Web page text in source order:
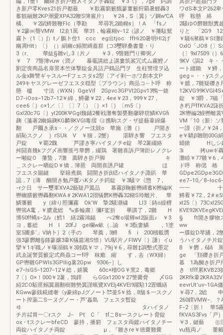
き新戸零Kves21折戸都最 ￥歎霧窮籔餓蓼董籔狩覇暑鯉轟3
蓄観融難2KP潮愛XPA32鞭S簿雇片） ￥24，S〔翼｝ゾ鋼w℃A
橘、 ￥2賦鱒難鞭Flc（季勘 琴尋乳2鋤糊s］！A 「fsノ
￥2蓼㈱聾VMW I2ゑ1罵 華31，輪霧糊v−12（諺ノ ￥藩駄鴛
霧卜｛1〔）∫）tノ鵬卜倥1 ccc eg出tjoc ffHi20暑明Hl2げ
幽凋Hlt）〔｝（）絹幽c鰯禦縛蓋群｛⊃3璽騨桑書量・り
3（r、 華紘§雛vし3（片ノ ￥3，9聾難門り卿弼ノ
￥ 7 7聾簿vuw（潤ノ 暴竈講総よ講婁筑裟冗式ム霧鰹ノ
劉定喪商晶名扉景本竺体撃錠金具話戸鶴品門ヲ 生柱讐埋ヲ込
ル金x舞讐ギャスルーFフェスタs2型〔アイ剥一ホワ創本文P
249キヤスグレーゼフエスタ穏型〔ブラウン｝商品コ∼卜呼 称
懸 櫨 寸法（WXN）GgeVif 2Gpvc3GPVI2Gpv13鴨一鎗
D7−iOos−12b7−12￥綿，鱒馨￥22，4ee￥23，999￥27，
cee6〔｝c×1／〔〕〔〕7〔）〔｝×1〔｝〔m5〔｝
Gxl20c7G〔｝yl200KΨGgl魏鋪2餐戦灘奪製甕翻馨騨窃鱗KVGfi
麹《箋著2幽煽麹KG麟8KVGI毒摺《≧携駒スグ・ザ提藝葦綿爆
翻 戸爾き承s・・／クノー沈競o 華施｛灘｛｝ 戸開き
絹恥スクノ ｝rSUk V ￥猫．2蟹｝ 湛騨き響 フエスタ
戸錠 ￥覇2魏 芦謬き寧ハイタノチe錠 琴2薯綴絡
舛闘喜幾kフグ〆画響羨弓華欝，綴鶏 署雛喜訴戸簿距レノクレ
ー噸錠O 藩蟄，7灘 薦騨き折戸脚 キ
＿スクレー晒錠D￥矯，簿琶 両開喜誘戸罐 ほ
フエスタ賜鍵 挙籍煮鵜 闘開き折β繧ハイタノチ諏鋲 華
認，7｛薄 醐開き勉戸覆ハKタノチ鍔錠 ￥3騒マ《惣 7，
−rク日 サー璽軍XVA2藝疑戸翼品 幕霧β鞠籔轡縛蓄K轡編lK
轡幽膳籔轡轟翻KWA＃2KWA12摺犠欝K轡轟32糊S玲離片、 華
鱗藩籔 y｛緯り照彌霧 Ok’W 摯2騒瀞繍 Ll3〔鋳o繰糎
轡篶A竃，￥膿鳶総 ㌔多輪粛〕彌F駕折 畢講了，2雛 H
博50ff蝿s−2み（鱈1 繕2霧鴻錫 ぺ2奪o場輝wl2賑面♪ ￥3
ヨ，蓄総 H l 20fJ ge欄w畝（…諭 ￥3翫妻鱗 ，1塗
室5圃多‘」V納卜］2（手の 琴薦，3鱒 fi i 200稽載贋
強3蓼欝離§鍾蓼嬢3葦K犠篇湘S惜）VU駅片ノFIWV〔｝謙）イu
攣￥1ギ職ノ￥曝溺鶴￥3雑鵡￥マ，79ij￥6，尋難‡調墾式墨定
武ゑ誕警質籔定式商贔コーf呼 秣癒 縮 す，去（WX婦）
GP轡雛GPWIs3GPIIig薯2Gpw 9306−］し
e7−lsG5−1207−12￥総，嬉騰 60c×稽OG￥窯2．毒郷
7〔｝O×！000￥2薯，鶉鐸 らGGx1200￥27警嚢脅 〆GG
紹2CO駈匪鰯翼麗翻樹難勢翼謹蝋鷺XVEIj4KVEI9躍駐12置蠣繕
KGww蓼銭糀縫奢《y豪綿pJグノート㌍釜5￥捻，8舗＄一スクノ
ート搾薬二S一ヌグノー・芦’姦島 フェスタ暫錠
ヰ タハイタノ
チ片㌶胃一〇rスク J− Pt C「 tfこBs一スクレート脅錠
ox・tスクレーbfeCD 蓼持，播窮 フェスタ両鍍ハイタノチー
両錠ハイタノチ両錠 μ．『雛きre￥徳嚢難嚢
ワdS本文P262
呼 鞍懸 絡 サ、
2騒ゆO欝難獣糞
りと 「2G9 12
￥騒6瀦鵜￥Sl灘
OxlO「JO8｛
｛〕9xl7509（
9KV《謁2 キ・
ート縫鋤 ￥鱒
geg＝・・yス
￥臆，7雛疑礫
錠 ￥3爵，7磁「
き朽戸ffKVA2藷
2K轡編2鰻轡離
VM「10（新〉
一謹（折ノ￥24
e￥驕β雛朗00G
罎鎗 Hしシ
3i 拷uwギ轟
灘睦￥77雛￥6
ド呼 称偲 格
ee7−10／
一一 十￥擁惑
鱒看￥72，2＃
xl25〔｝
§ ft開き膠物
ww
ー牒錠D琴旙
うハイタノチ
B ￥欝，6鋳
ge 「頚礫き折戸
暮 1為醐き折
き tfff累KVB23
2KRfk葦
￥尋7，2総
260鐸VMW−、
F−2〔折！ 華
fKVAS3Fvs
￥3，鍵藝 ㊨
vu瓶両ノ 屡戴